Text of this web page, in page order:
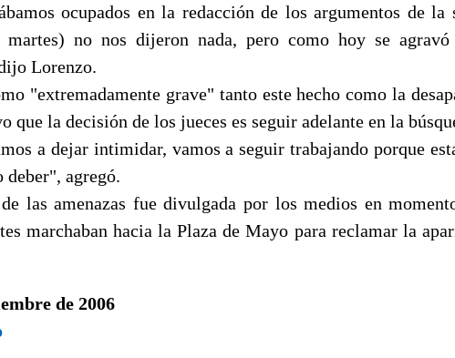
ocupados en la redacción de los argumentos de la
martes) no nos dijeron nada, pero como hoy se
Lorenzo.
"extremadamente grave" tanto este hecho como la
que la decisión de los jueces es seguir adelante en la
a dejar intimidar, vamos a seguir trabajando porque
deber", agregó.
las amenazas fue divulgada por los medios en
marchaban hacia la Plaza de Mayo para reclamar la
de 2006